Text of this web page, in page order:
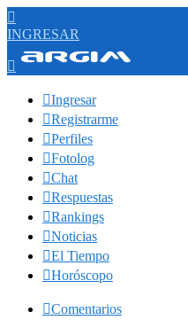

INGRESAR

Ingresar
Registrarme
Perfiles
Fotolog
Chat
Respuestas
Rankings
Noticias
El Tiempo
Horóscopo
Comentarios